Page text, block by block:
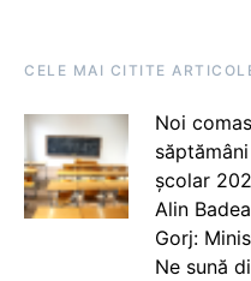
CELE MAI CITITE
Noi
școlar
Alin
Gorj:
Ne sună